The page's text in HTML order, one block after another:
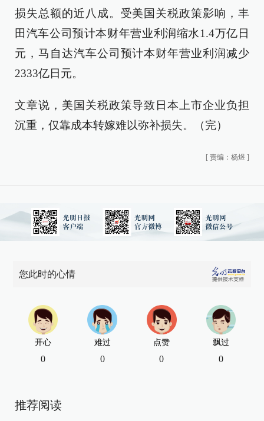
损失总额的近八成。受美国关税政策影响，丰
田汽车公司预计本财年营业利润缩水1.4万亿日
元，马自达汽车公司预计本财年营业利润减少
2333亿日元。
文章说，美国关税政策导致日本上市企业负担
沉重，仅靠成本转嫁难以弥补损失。（完）
[ 责编：杨煜 ]
您此时的心情
开心
0
难过
0
点赞
0
飘过
0
推荐阅读